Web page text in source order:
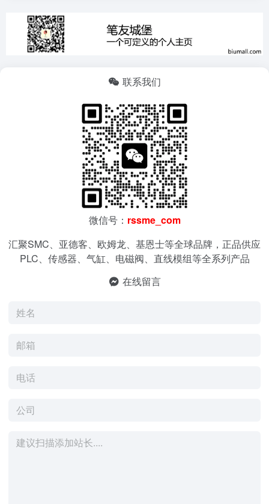
联系我们
微信号： rssme_com
汇聚SMC、亚德客、欧姆龙、基恩士等全球品牌，正品供应
PLC、传感器、气缸、电磁阀、直线模组等全系列产品
在线留言